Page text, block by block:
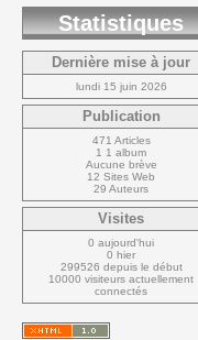
Statistiques
Dernière mise à jour
lundi 15 juin 2026
Publication
471 Articles
1 1 album
Aucune brève
12 Sites Web
29 Auteurs
Visites
0 aujourd'hui
0 hier
299526 depuis le début
10000 visiteurs actuellement
connectés